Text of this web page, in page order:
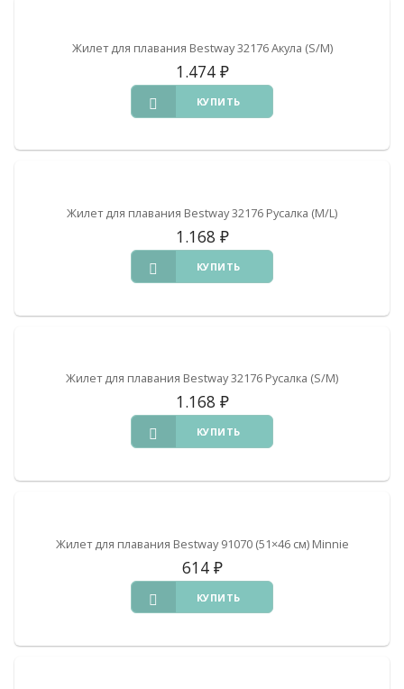
Жилет для плавания Bestway 32176 Акула (S/M)
1.474 ₽
КУПИТЬ
Жилет для плавания Bestway 32176 Русалка (M/L)
1.168 ₽
КУПИТЬ
Жилет для плавания Bestway 32176 Русалка (S/M)
1.168 ₽
КУПИТЬ
Жилет для плавания Bestway 91070 (51×46 см) Minnie
614 ₽
КУПИТЬ